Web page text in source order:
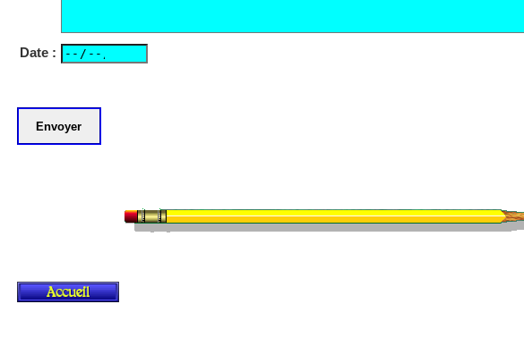
Date :